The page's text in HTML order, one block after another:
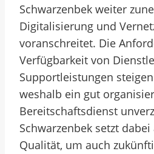
Schwarzenbek weiter
Digitalisierung und
voranschreitet. Die
Verfügbarkeit von
Supportleistungen
weshalb ein gut
Bereitschaftsdienst
Schwarzenbek setzt
Qualität, um auch